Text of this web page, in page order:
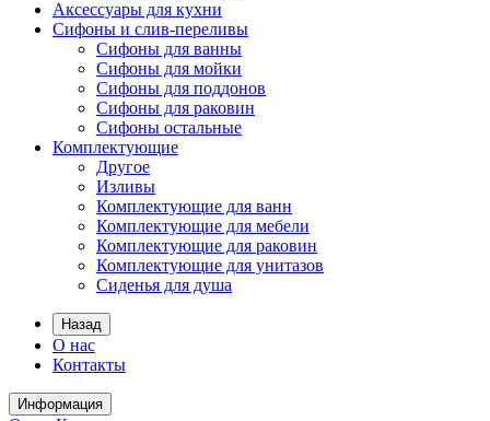
Аксессуары для кухни
Сифоны и слив-переливы
Сифоны для ванны
Сифоны для мойки
Сифоны для поддонов
Сифоны для раковин
Сифоны остальные
Комплектующие
Другое
Изливы
Комплектующие для ванн
Комплектующие для мебели
Комплектующие для раковин
Комплектующие для унитазов
Сиденья для душа
Назад
О нас
Контакты
Информация